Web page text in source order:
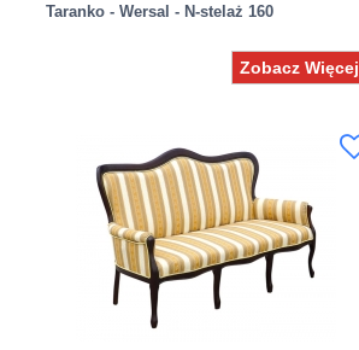
Taranko - Wersal - N-stelaż 160
Zobacz Więcej